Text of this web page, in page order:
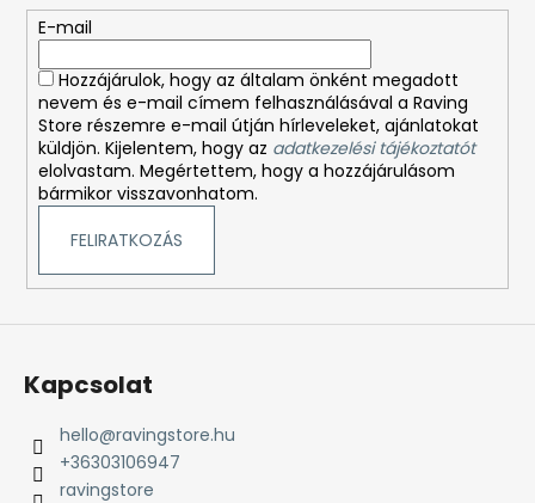
E-mail
Hozzájárulok, hogy az általam önként megadott
nevem és e-mail címem felhasználásával a Raving
Store részemre e-mail útján hírleveleket, ajánlatokat
küldjön. Kijelentem, hogy az adatkezelési tájékoztatót
elolvastam. Megértettem, hogy a hozzájárulásom
bármikor visszavonhatom.
FELIRATKOZÁS
Kapcsolat
hello@ravingstore.hu
+36303106947
ravingstore